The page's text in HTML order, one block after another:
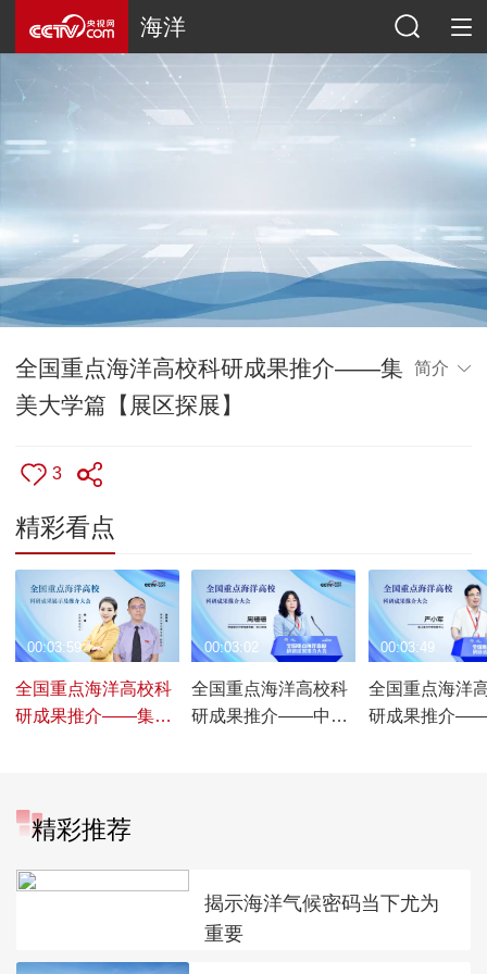
海洋
全国重点海洋高校科研成果推介——集
美大学篇【展区探展】
简介
3
精彩看点
全国重点海洋高校科
研成果推介——集美
00:03:59
全国重点海洋高校科
研成果推介——中国
00:03:02
全国重点海洋
研成果推介
00:03:49
精彩推荐
揭示海洋气候密码当下尤为
重要